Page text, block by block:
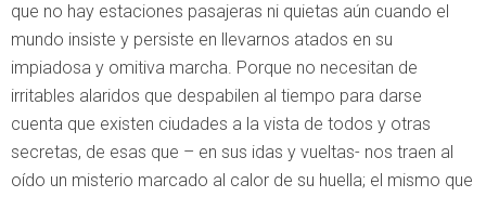
que no hay estaciones pasajeras ni quietas aún cuando el
mundo insiste y persiste en llevarnos atados en su
impiadosa y omitiva marcha. Porque no necesitan de
irritables alaridos que despabilen al tiempo para darse
cuenta que existen ciudades a la vista de todos y otras
secretas, de esas que – en sus idas y vueltas- nos traen al
oído un misterio marcado al calor de su huella; el mismo que